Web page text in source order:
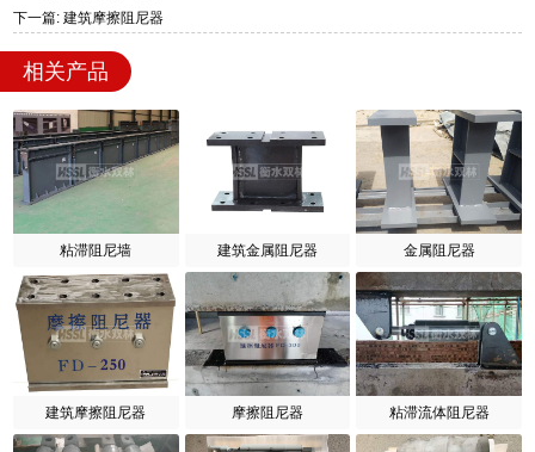
下一篇: 建筑摩擦阻尼器
相关产品
粘滞阻尼墙 建筑金属阻尼器 金属阻尼器
建筑摩擦阻尼器 摩擦阻尼器 粘滞流体阻尼器